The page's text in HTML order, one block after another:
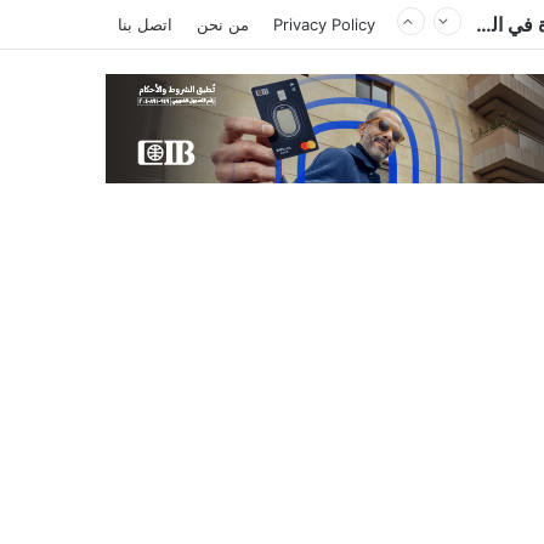
الكاتب والمحلل السياسي الليبي إدريس احميد يكتب : الكاميرون في ظل غياب بول بيا… قراءة في المشهد وأسباب الغياب ومآلات الأوضاع Privacy Policy من نحن اتصل بنا